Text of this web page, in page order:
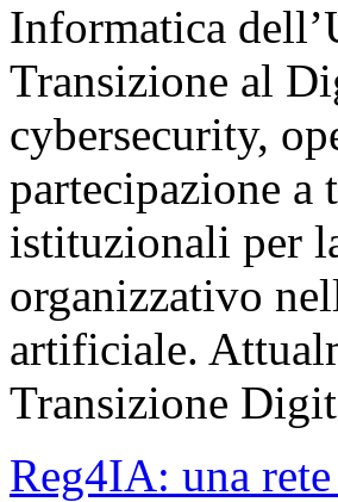
Informatica
Transizione al
cybersecurity,
partecipazione
istituzionali per
organizzativo
artificiale.
Transizione
Reg4IA: una